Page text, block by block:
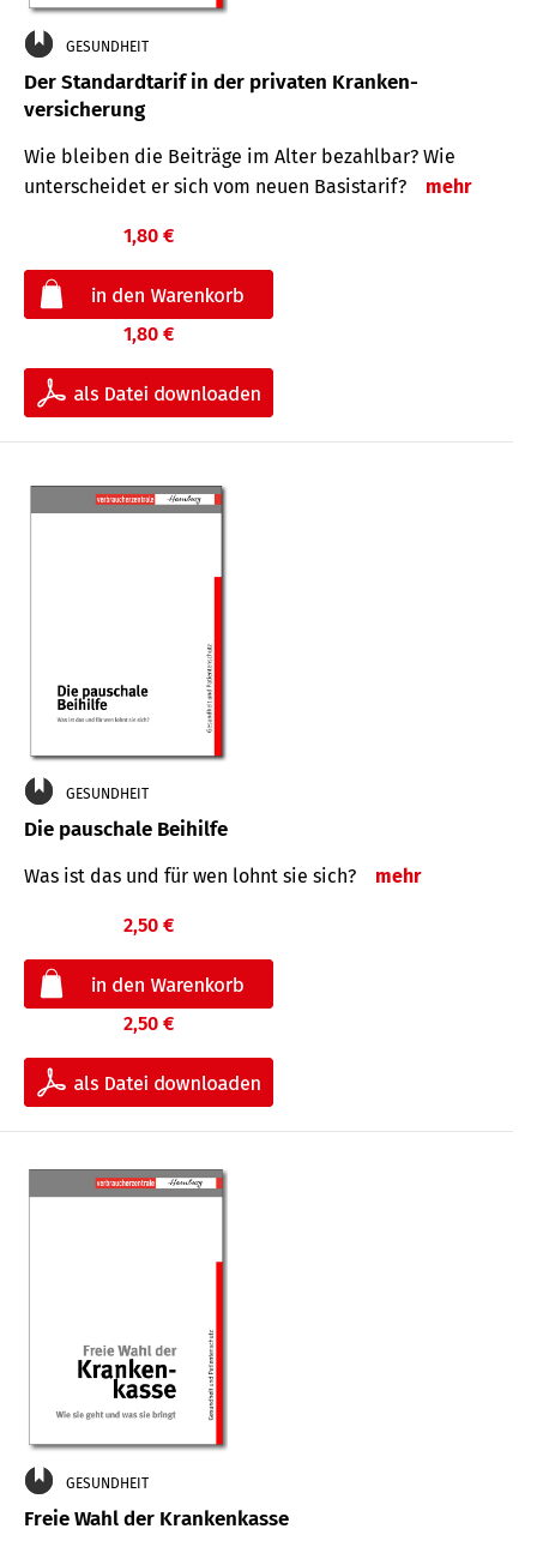
GESUNDHEIT
Der Standard­tarif in der privaten Kranken­
versicherung
Wie bleiben die Beiträge im Alter bezahlbar? Wie
unterscheidet er sich vom neuen Basistarif?
mehr
1,80 €
1,80 €
GESUNDHEIT
Die pauschale Beihilfe
Was ist das und für wen lohnt sie sich? mehr
2,50 €
2,50 €
GESUNDHEIT
Freie Wahl der Krankenkasse